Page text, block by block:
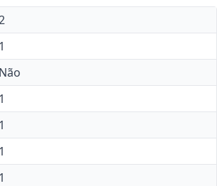
1
Não
1
1
1
1